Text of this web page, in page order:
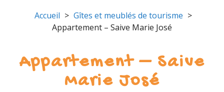
Accueil > Gîtes et meublés de tourisme >
Appartement – Saive Marie José
Appartement – Saive
Marie José